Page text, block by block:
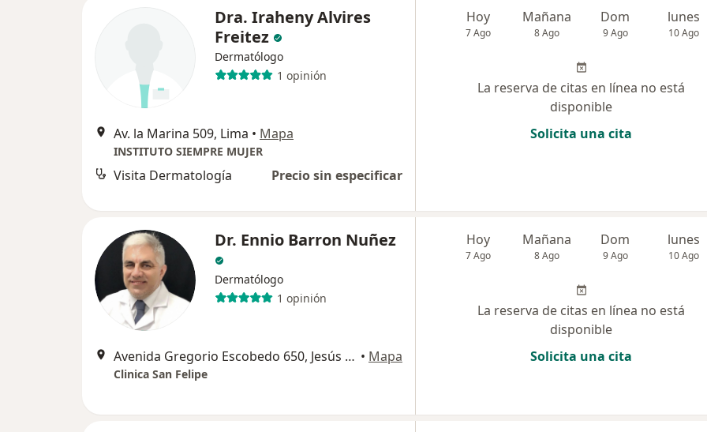
Dra. Iraheny Alvires
Freitez
Dermatólogo
1 opinión
Av. la Marina 509, Lima • Mapa
INSTITUTO SIEMPRE MUJER
Visita Dermatología Precio sin especificar
Hoy
7 Ago
Mañana
8 Ago
Dom
9 Ago
lunes
10 Ago
La reserva de citas en línea no está
disponible
Solicita una cita
Dr. Ennio Barron Nuñez
Dermatólogo
1 opinión
Avenida Gregorio Escobedo 650, Jesús María • Mapa
Clinica San Felipe
Hoy
7 Ago
Mañana
8 Ago
Dom
9 Ago
lunes
10 Ago
La reserva de citas en línea no está
disponible
Solicita una cita